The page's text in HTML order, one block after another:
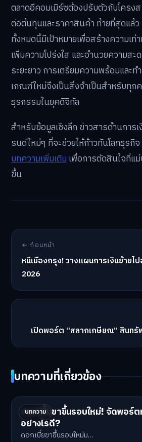
ตลาดอีคอมเมิร์ซต้องปรับตัวกับโครง
ต่อต้นทุนและราคาสินค้า ท้ายที่สุดแล้ว
ทั้งหมดนี้มีเป้าหมายเพื่อสร้างความเท่
เพิ่มความโปร่งใส และอำนวยความสะ
ระยะยาว การเตรียมความพร้อมและท
เกณฑ์ใหม่จึงเป็นสิ่งจำเป็นสำหรับทุก
ธุรกรรมในยุคดิจิทัล
สำหรับข้อมูลเชิงลึก ข่าวสารด้านการเ
รนด์ใหม่ๆ ที่จะช่วยให้ก้าวทันโลกธุรกิ
บทความเพิ่มเติมเพื่อการตัดสินใจที่แ
ขึ้น
← ก่อนหน้า
หนีเมืองกรุง! วางแผนการเงินย้ายไ
2026
เปิดพอร์ต “สลากเกษียณ” สินทรั
บทความที่เกี่ยวข้อง
บทความ
ดอกเบี้ยขาขึ้นรอบใหม่! จัดพอร์
อย่างไรดี?
ดอกเบี้ยขาขึ้นรอบใหม่ม…